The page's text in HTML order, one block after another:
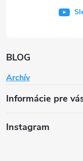
BLOG
Archív
Informácie pre
Instagram